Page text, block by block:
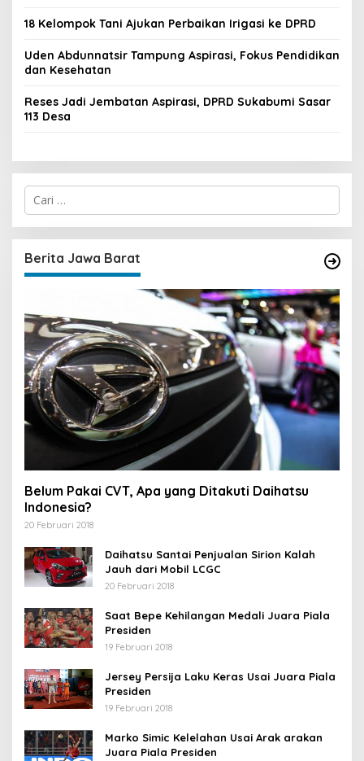
18 Kelompok Tani Ajukan Perbaikan Irigasi ke DPRD
Uden Abdunnatsir Tampung Aspirasi, Fokus Pendidikan
dan Kesehatan
Reses Jadi Jembatan Aspirasi, DPRD Sukabumi Sasar
113 Desa
C
i
u
n
t
:
Berita Jawa Barat
Belum Pakai CVT, Apa yang Ditakuti Daihatsu
Indonesia?
20 Februari 2018
Daihatsu Santai Penjualan Sirion Kalah
Jauh dari Mobil LCGC
20 Februari 2018
Saat Bepe Kehilangan Medali Juara Piala
Presiden
19 Februari 2018
Jersey Persija Laku Keras Usai Juara Piala
Presiden
19 Februari 2018
Marko Simic Kelelahan Usai Arak arakan
Juara Piala Presiden